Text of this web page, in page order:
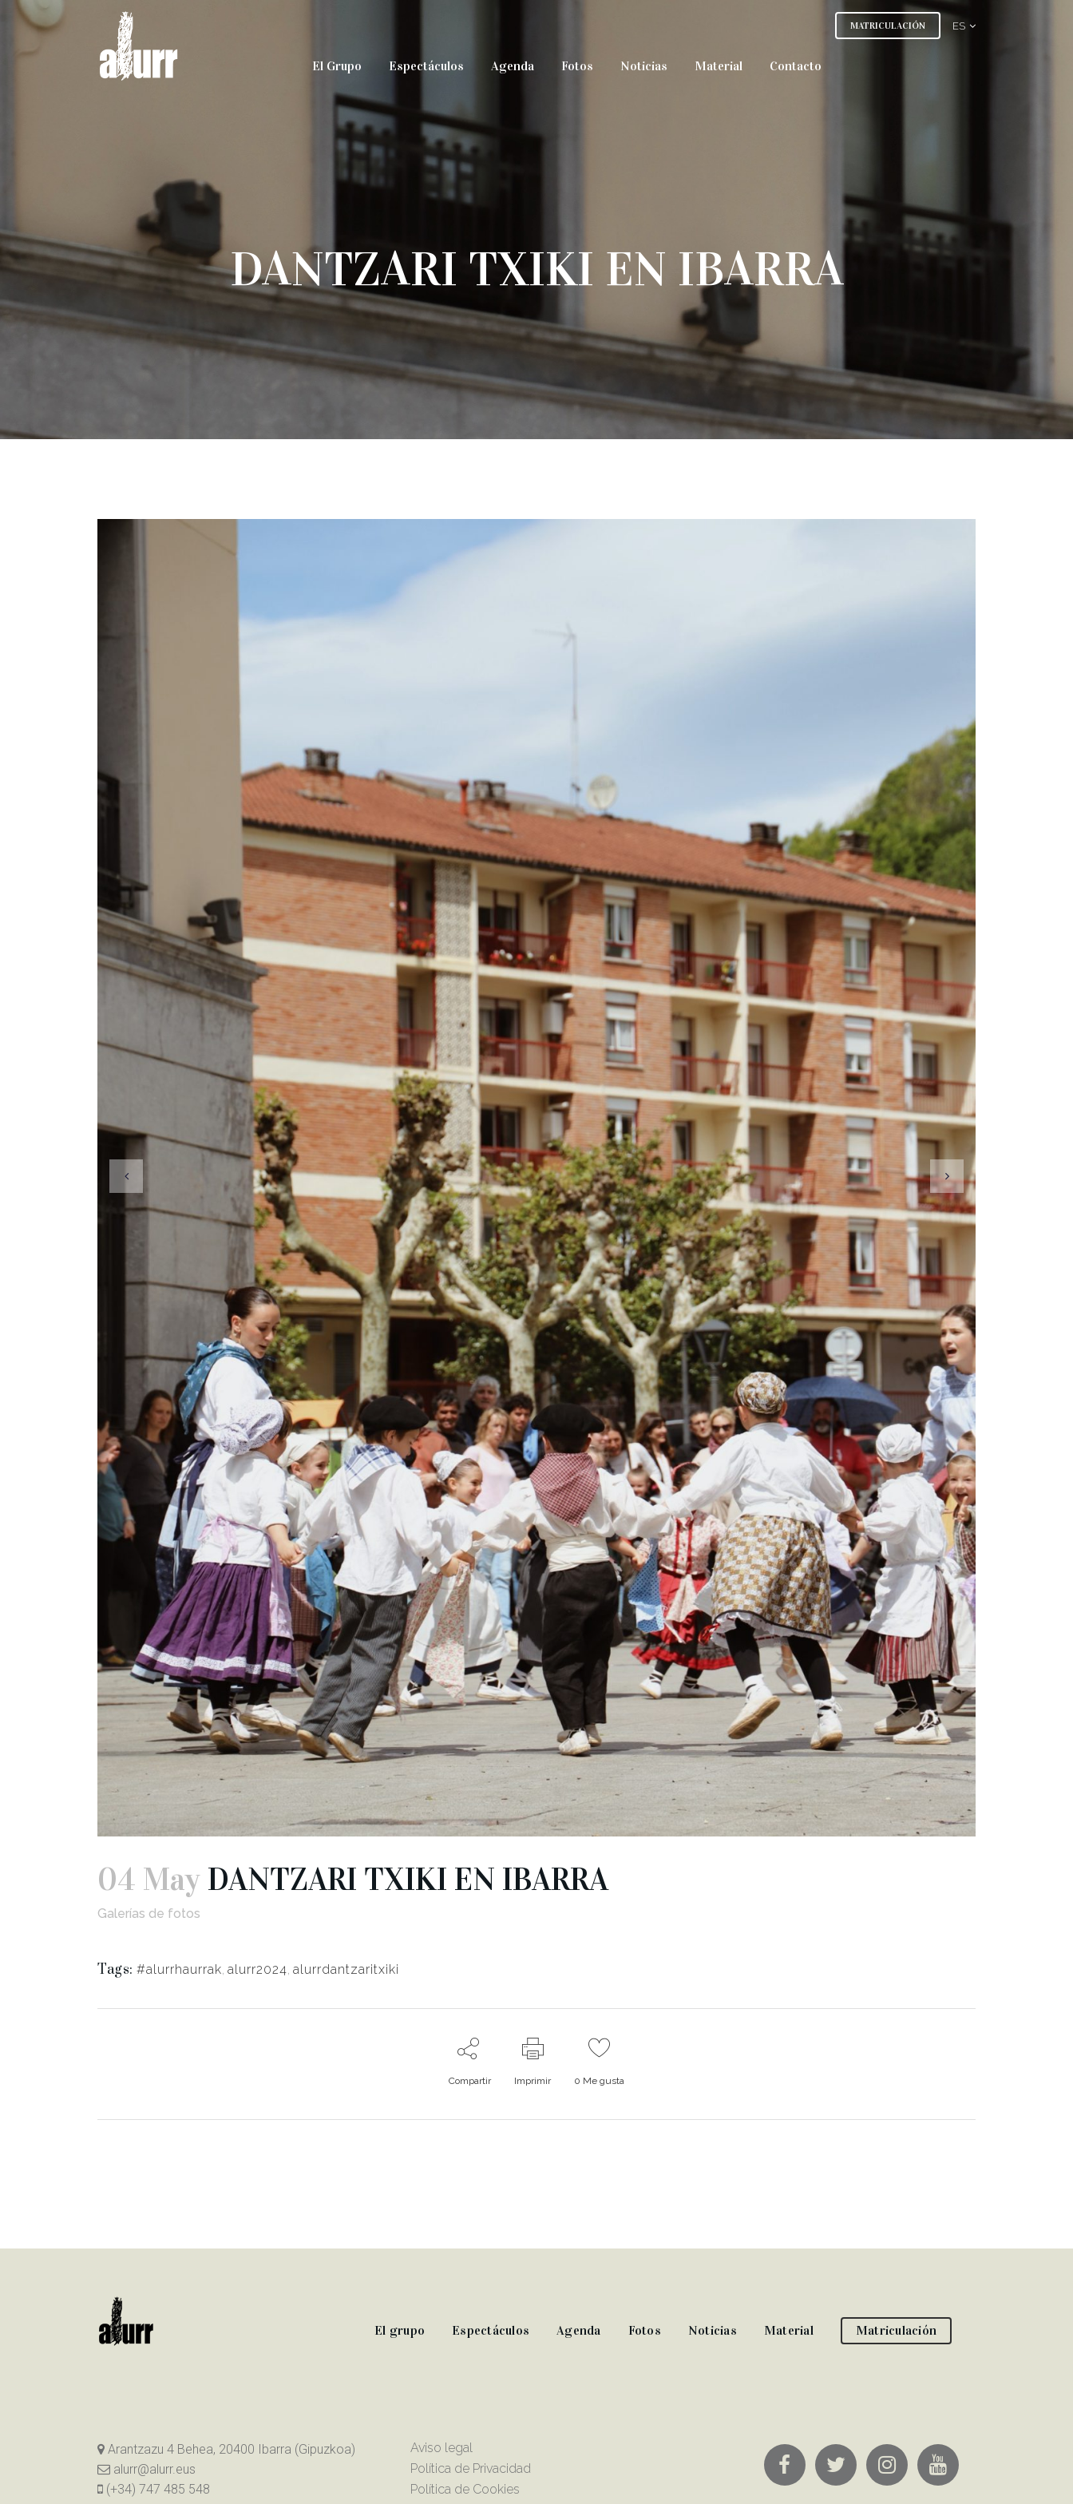
MATRICULACIÓN ES
El Grupo Espectáculos Agenda Fotos Noticias Material Contacto
DANTZARI TXIKI EN IBARRA
04 May DANTZARI TXIKI EN IBARRA
Galerías de fotos
Tags: #alurrhaurrak alurr2024 alurrdantzaritxiki
Compartir Imprimir 0 Me gusta
El grupo Espectáculos Agenda Fotos Noticias Material Matriculación
Arantzazu 4 Behea, 20400 Ibarra (Gipuzkoa)
alurr@alurr.eus
(+34) 747 485 548
Aviso legal
Política de Privacidad
Política de Cookies